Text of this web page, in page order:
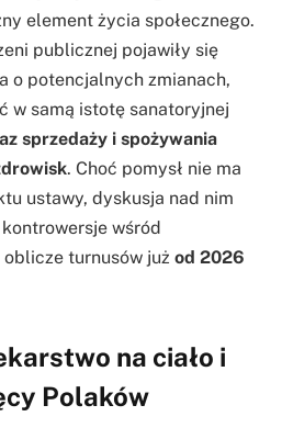
element życia społecznego.
publicznej pojawiły się
o potencjalnych zmianach,
w samą istotę sanatoryjnej
sprzedaży i spożywania
. Choć pomysł nie ma
ustawy, dyskusja nad nim
wśród
turnusów już od 2026
na ciało i
Polaków